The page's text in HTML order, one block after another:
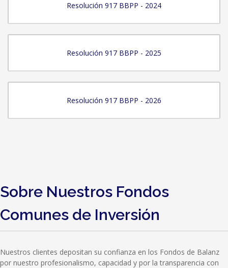
Resolución 917 BBPP - 2024
Resolución 917 BBPP - 2025
Resolución 917 BBPP - 2026
Sobre Nuestros Fondos
Comunes de Inversión
Nuestros clientes depositan su confianza en los Fondos de Balanz
por nuestro profesionalismo, capacidad y por la transparencia con